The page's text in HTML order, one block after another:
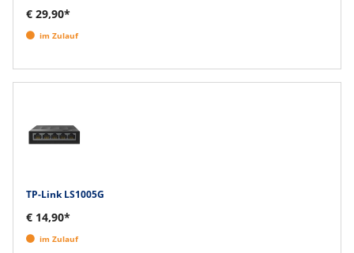
€ 29,90*
im Zulauf
TP-Link LS1005G
€ 14,90*
im Zulauf